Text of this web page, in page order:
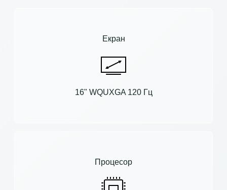
Екран
16" WQUXGA 120 Гц
Процесор